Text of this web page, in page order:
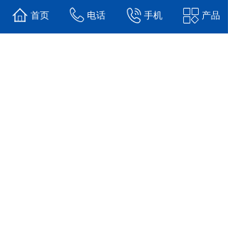
想，急客户所急。
首页 电话 手机 产品